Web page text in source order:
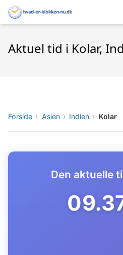
Aktuel tid i Kolar,
Forside Asien Indien Kolar
Den aktuelle